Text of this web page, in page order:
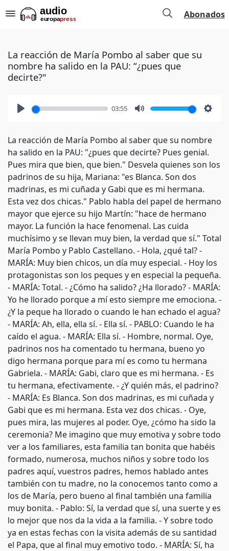
Abonados
La reacción de María Pombo al saber que su
nombre ha salido en la PAU: “¿pues que
decirte?"
03:55
La reacción de María Pombo al saber que su nombre
ha salido en la PAU: "¿pues que decirte? Pues genial.
Pues mira que bien, que bien." Desvela quienes son los
padrinos de su hija, Mariana: "es Blanca. Son dos
madrinas, es mi cuñada y Gabi que es mi hermana.
Esta vez dos chicas." Pablo habla del papel de hermano
mayor que ejerce su hijo Martín: "hace de hermano
mayor. La función la hace fenomenal. Las cuida
muchísimo y se llevan muy bien, la verdad que sí." Total
María Pombo y Pablo Castellano. - Hola, ¿qué tal? -
MARÍA: Muy bien chicos, un día muy especial. - Hoy los
protagonistas son los peques y en especial la pequeña.
- MARÍA: Total. - ¿Cómo ha salido? ¿Ha llorado? - MARÍA:
Yo he llorado porque a mí esto siempre me emociona. -
¿Y la peque ha llorado o cuando le han echado el agua?
- MARÍA: Ah, ella, ella sí. - Ella sí. - PABLO: Cuando le ha
caído el agua. - MARÍA: Ella sí. - Hombre, normal. Oye,
padrinos nos ha comentado tu hermana, bueno yo
digo hermana porque para mí es como tu hermana
Gabriela. - MARÍA: Gabi, claro que es mi hermana. - Es
tu hermana, efectivamente. - ¿Y quién más, el padrino?
- MARÍA: Es Blanca. Son dos madrinas, es mi cuñada y
Gabi que es mi hermana. Esta vez dos chicas. - Oye,
pues mira, las mujeres al poder. Oye, ¿cómo ha sido la
ceremonia? Me imagino que muy emotiva y sobre todo
ver a los familiares, esta familia tan bonita que habéis
formado, numerosa, muchos niños y sobre todo los
padres aquí, vuestros padres, hemos hablado antes
también con tu madre, no la conocemos tanto como a
los de María, pero bueno al final también una familia
muy bonita. - Pablo: Sí, la verdad que sí, una suerte y es
lo mejor que nos da la vida a la familia. - Y sobre todo
ya en estas fechas con la visita además de su santidad
el Papa, que al final muy emotivo todo. - MARÍA: Sí, ha